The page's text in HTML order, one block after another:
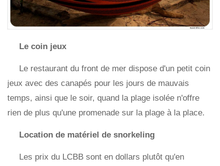
Le coin jeux
Le restaurant du front de mer dispose d'un petit coin
jeux avec des canapés pour les jours de mauvais
temps, ainsi que le soir, quand la plage isolée n'offre
rien de plus qu'une promenade sur la plage à la place.
Location de matériel de snorkeling
Les prix du LCBB sont en dollars plutôt qu'en